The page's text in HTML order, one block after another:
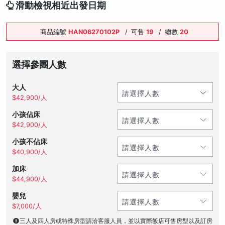
滑動檢視相近出發日期
商品編號 HAN06270102P / 可售 19 / 總數 20
選擇參團人數
大人
$42,900/人
小孩佔床
$42,900/人
小孩不佔床
$40,900/人
加床
$44,900/人
嬰兒
$7,000/人
三人及四人房或特殊房型請洽客服人員，並以實際飯店可售房型以及訂房